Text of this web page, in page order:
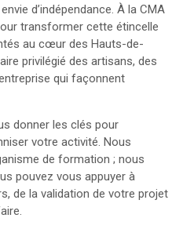
d’indépendance. À la CMA
transformer cette étincelle
au cœur des Hauts-de-
privilégié des artisans, des
qui façonnent
donner les clés pour
votre activité. Nous
de formation ; nous
pouvez vous appuyer à
de la validation de votre projet